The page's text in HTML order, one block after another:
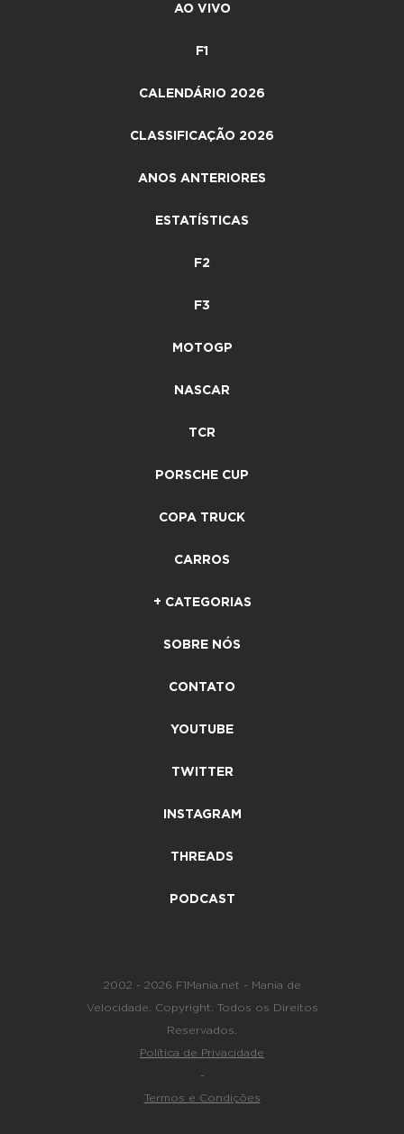
AO VIVO
F1
CALENDÁRIO 2026
CLASSIFICAÇÃO 2026
ANOS ANTERIORES
ESTATÍSTICAS
F2
F3
MOTOGP
NASCAR
TCR
PORSCHE CUP
COPA TRUCK
CARROS
+ CATEGORIAS
SOBRE NÓS
CONTATO
YOUTUBE
TWITTER
INSTAGRAM
THREADS
PODCAST
2002 - 2026 F1Mania.net - Mania de
Velocidade. Copyright. Todos os Direitos
Reservados.
Política de Privacidade
-
Termos e Condições